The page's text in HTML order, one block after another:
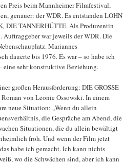
Preis beim Mannheimer Filmfestival,
genauer: der WDR. Es entstanden LOHN
, DIE TANNERHÜTTE. Als Produzentin
Auftraggeber war jeweils der WDR. Die
Mariannes
dauerte bis 1976. Es war – so habe ich
eine sehr konstruktive Beziehung.
großen Herausforderung: DIE GROSSE
von Leonie Ossowski. In einem
neue Situation: „Wenn du allein
die Gespräche am Abend, die
Situationen, die du allein bewältigt
froh. Und wenn der Film jetzt
habe ich gemacht. Ich kann nichts
wo die Schwächen sind, aber ich kann